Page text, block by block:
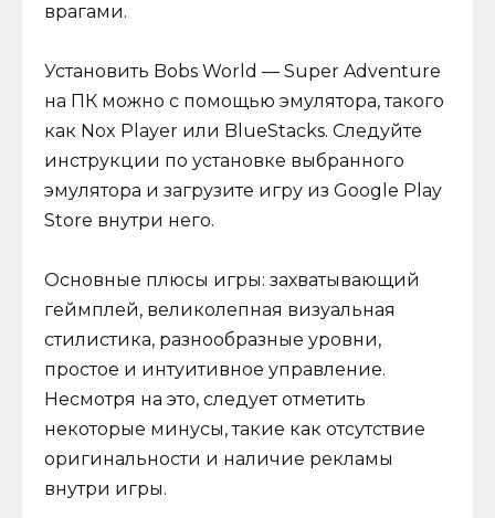
врагами.
Установить Bobs World — Super Adventure
на ПК можно с помощью эмулятора, такого
как Nox Player или BlueStacks. Следуйте
инструкции по установке выбранного
эмулятора и загрузите игру из Google Play
Store внутри него.
Основные плюсы игры: захватывающий
геймплей, великолепная визуальная
стилистика, разнообразные уровни,
простое и интуитивное управление.
Несмотря на это, следует отметить
некоторые минусы, такие как отсутствие
оригинальности и наличие рекламы
внутри игры.